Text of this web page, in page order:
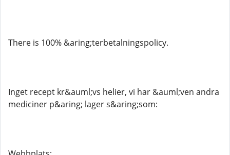
There is 100% &aring;terbetalningspolicy.
Inget recept kr&auml;vs helier, vi har &auml;ven andra
mediciner p&aring; lager s&aring;som: